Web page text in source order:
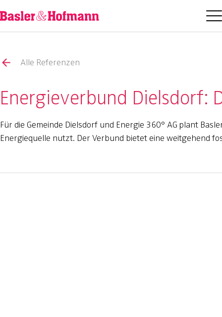
Alle Referenzen
Energieverbund Dielsdorf:
Für die Gemeinde Dielsdorf und Energie 360° AG plant
Energiequelle nutzt. Der Verbund bietet eine weitgehend